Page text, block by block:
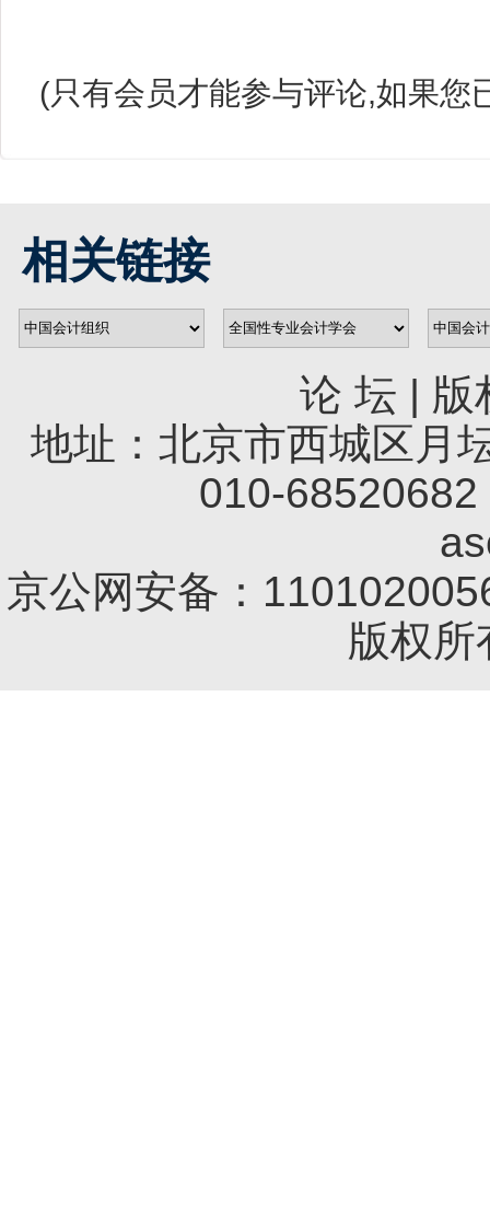
(只有会员才能参与评论,如果您
相关链接
论 坛 | 版
地址：北京市西城区月
010-
京公网安备：
版权